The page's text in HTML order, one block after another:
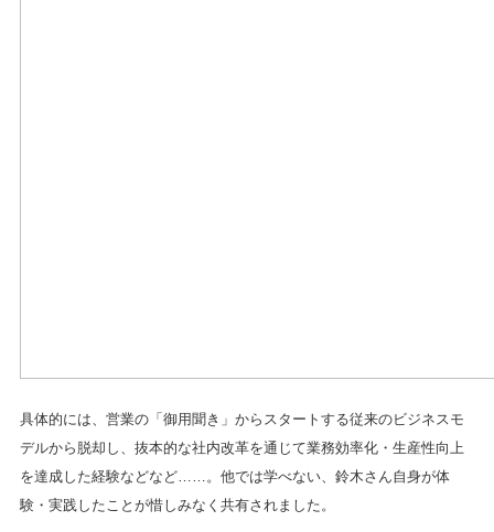
具体的には、営業の「御用聞き」からスタートする従来のビジネスモ
デルから脱却し、抜本的な社内改革を通じて業務効率化・生産性向上
を達成した経験などなど……。他では学べない、鈴木さん自身が体
験・実践したことが惜しみなく共有されました。